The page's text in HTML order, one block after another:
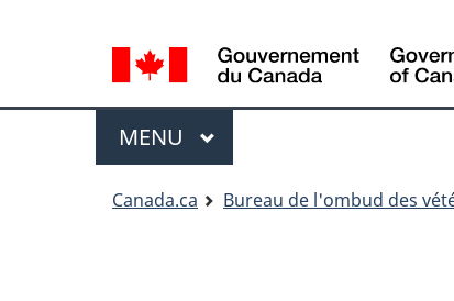
de
la
langue
selection
Menu
MENU PRINCIPAL
êtes
Canada.ca Bureau de l'ombud des